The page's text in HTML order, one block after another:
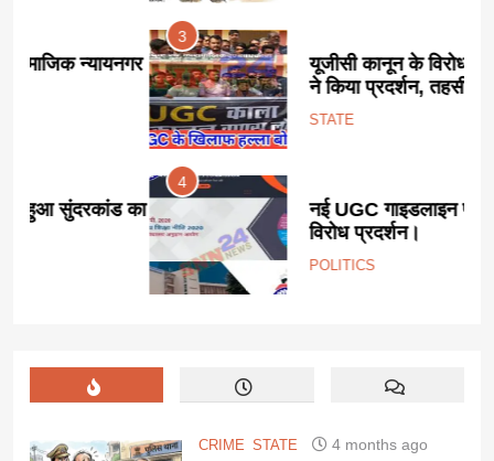
यूजीसी कानून के विरोध में सवर्ण समाज
ने किया प्रदर्शन, तहसील में सौंपा
ज्ञापन।
STATE
नई UGC गाइडलाइन पर देशभर में
विरोध प्रदर्शन।
POLITICS
CRIME STATE 4 months ago